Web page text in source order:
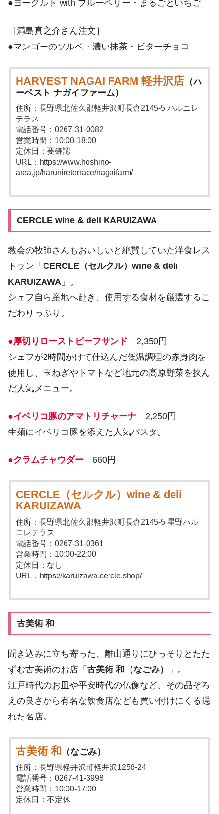
●ヨーグルト with ブルーベリー・まるごといちご
［満島真之介さん注文］
●マンゴーのソルベ・濃い抹茶・ビターチョコ
HARVEST NAGAI FARM 軽井沢店 （ハ
ーベスト ナガイファーム）
住所：長野県北佐久郡軽井沢町長倉2145-5 ハルニレ
テラス
電話番号：0267-31-0082
営業時間：10:00-18:00
定休日：要確認
URL：https://www.hoshino-
area.jp/harunireterrace/nagaifarm/
CERCLE wine & deli KARUIZAWA
教会の牧師さんもおいしいと絶賛していた洋食レス
トラン「 CERCLE（セルクル）wine & deli
KARUIZAWA 」。
シェフ自ら産地へ赴き、使用する食材を厳選するこ
だわりっぷり。
●厚切りローストビーフサンド 2,350円
シェフが2時間かけて仕込んだ低温調理の赤身肉を
使用し、玉ねぎやトマトなど地元の高原野菜を挟ん
だ人気メニュー。
●イベリコ豚のアマトリチャーナ 2,250円
生麺にイベリコ豚を添えた人気パスタ。
●クラムチャウダー 660円
CERCLE（セルクル）wine & deli
KARUIZAWA
住所：長野県北佐久郡軽井沢町長倉2145-5 星野ハル
ニレテラス
電話番号：0267-31-0361
営業時間：10:00-22:00
定休日：なし
URL：https://karuizawa.cercle.shop/
古美術 和
聞き込みに立ち寄った、離山通りにひっそりとたた
ずむ古美術のお店「 古美術 和（なごみ）
」。
江戸時代のお皿や平安時代の仏像など、その品ぞろ
えの良さから有名な飲食店なども買い付けにくる隠
れた名店。
古美術 和 （なごみ）
住所：長野県軽井沢町軽井沢1256-24
電話番号：0267-41-3998
営業時間：10:00-17:00
定休日：不定休